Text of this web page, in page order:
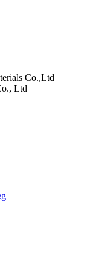
Co.,Ltd
Ltd